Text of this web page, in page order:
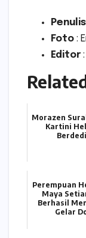
Penulis
Foto :
Editor
Morazen
Kartini
Perempuan
Maya
Berhasil
Gelar